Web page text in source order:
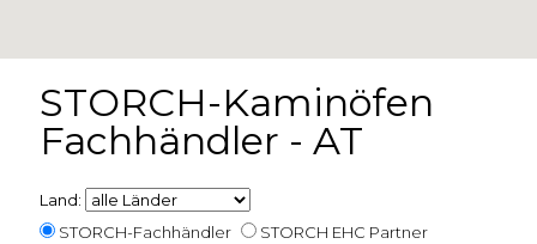
STORCH-Kaminöfen
Fachhändler - AT
Land:
STORCH-Fachhändler
STORCH EHC Partner